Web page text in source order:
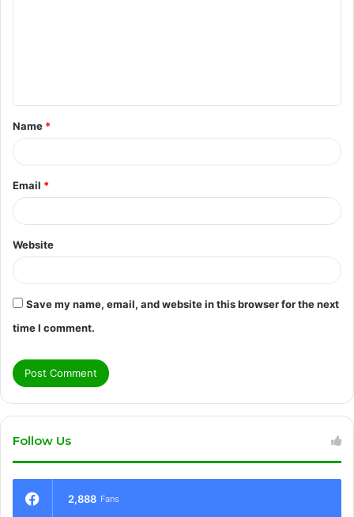
t
*
Name *
Email *
Website
Save my name, email, and website in this browser for the next
time I comment.
Follow Us
2,888 Fans